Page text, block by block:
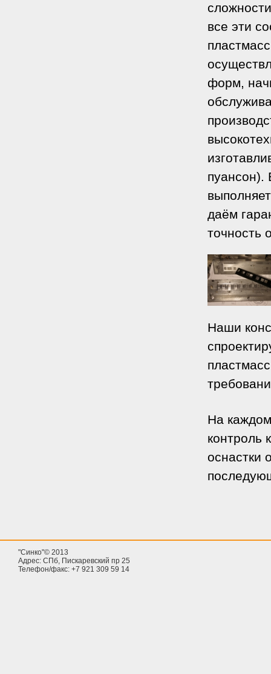
все эти
форм,
пуансон).
даём
точность
Наши
На
контроль
оснастки
"Синко"© 2013
Адрес: СПб, Пискаревский пр 25
Телефон/факс: +7 921 309 59 14